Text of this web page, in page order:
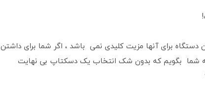
دستگاه برای آنها مزیت کلیدی نمی باشد ، اگر شما برای داشتن
به شما بگویم که بدون شک انتخاب یک دسکتاپ بی نهایت